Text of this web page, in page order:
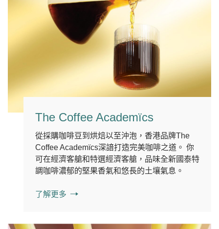
The Coffee Academïcs
從採購咖啡豆到烘焙以至沖泡，香港品牌The
Coffee Academïcs深諳打造完美咖啡之道。 你
可在經濟客艙和特選經濟客艙，品味全新國泰特
調咖啡濃郁的堅果香氣和悠長的土壤氣息。
了解更多